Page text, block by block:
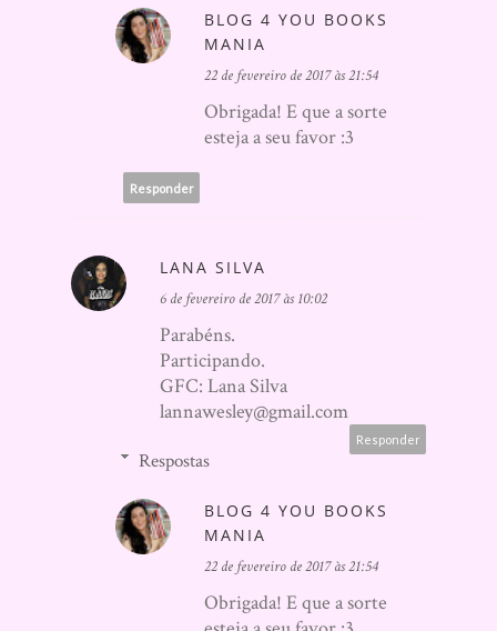
BLOG 4 YOU BOOKS
MANIA
22 de fevereiro de 2017 às 21:54
Obrigada! E que a sorte
esteja a seu favor :3
Responder
LANA SILVA
6 de fevereiro de 2017 às 10:02
Parabéns.
Participando.
GFC: Lana Silva
lannawesley@gmail.com
Responder
Respostas
BLOG 4 YOU BOOKS
MANIA
22 de fevereiro de 2017 às 21:54
Obrigada! E que a sorte